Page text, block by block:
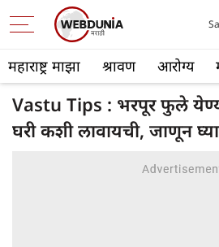
महाराष्ट्र माझा श्रावण आरोग्य
Vastu Tips : भरपूर फुले
घरी कशी लावायची, जाणून